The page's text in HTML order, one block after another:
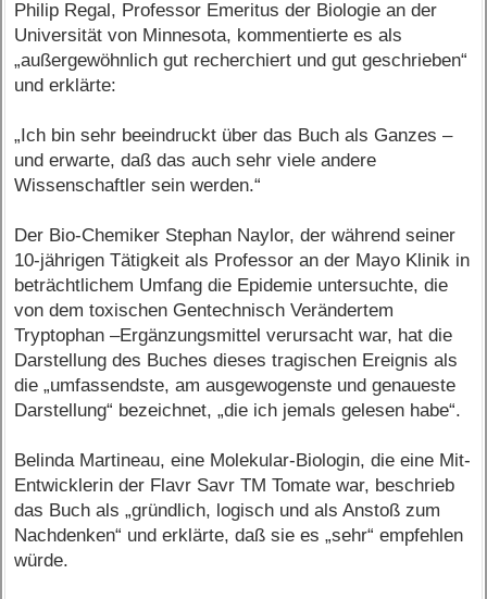
Philip Regal, Professor Emeritus der Biologie an der
Universität von Minnesota, kommentierte es als
„außergewöhnlich gut recherchiert und gut geschrieben“
und erklärte:
„Ich bin sehr beeindruckt über das Buch als Ganzes –
und erwarte, daß das auch sehr viele andere
Wissenschaftler sein werden.“
Der Bio-Chemiker Stephan Naylor, der während seiner
10-jährigen Tätigkeit als Professor an der Mayo Klinik in
beträchtlichem Umfang die Epidemie untersuchte, die
von dem toxischen Gentechnisch Verändertem
Tryptophan –Ergänzungsmittel verursacht war, hat die
Darstellung des Buches dieses tragischen Ereignis als
die „umfassendste, am ausgewogenste und genaueste
Darstellung“ bezeichnet, „die ich jemals gelesen habe“.
Belinda Martineau, eine Molekular-Biologin, die eine Mit-
Entwicklerin der Flavr Savr TM Tomate war, beschrieb
das Buch als „gründlich, logisch und als Anstoß zum
Nachdenken“ und erklärte, daß sie es „sehr“ empfehlen
würde.